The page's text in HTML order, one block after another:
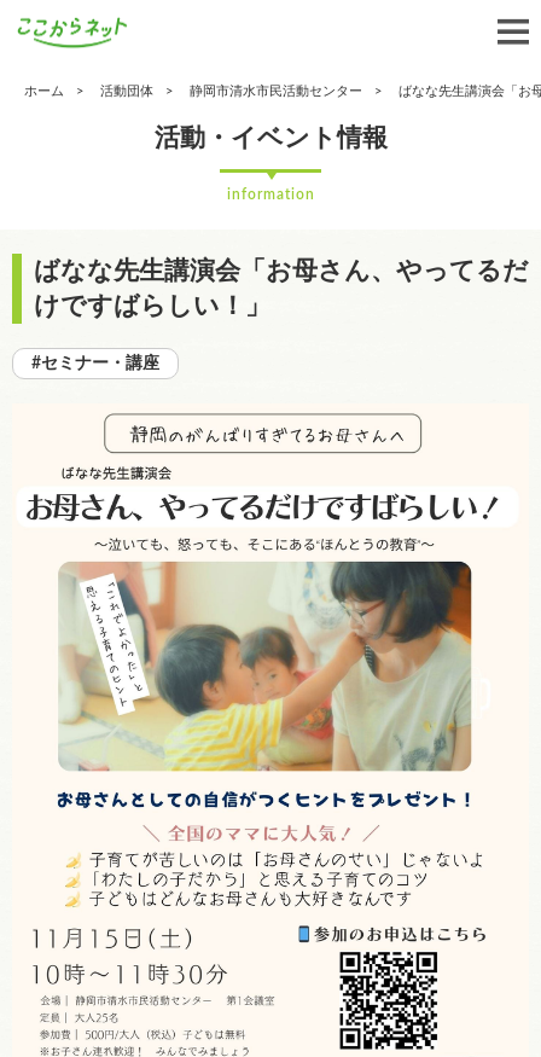
ホーム 活動団体 静岡市清水市民活動センター ばなな先生講演会「お
活動・イベント情報
information
ばなな先生講演会「お母さん、やってるだ
けですばらしい！」
#セミナー・講座